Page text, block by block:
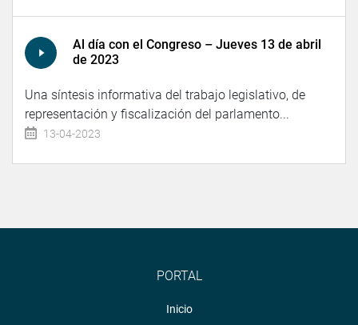
Al día con el Congreso – Jueves 13 de abril
de 2023
Una síntesis informativa del trabajo legislativo, de
representación y fiscalización del parlamento...
13-04-2023
PORTAL
Inicio